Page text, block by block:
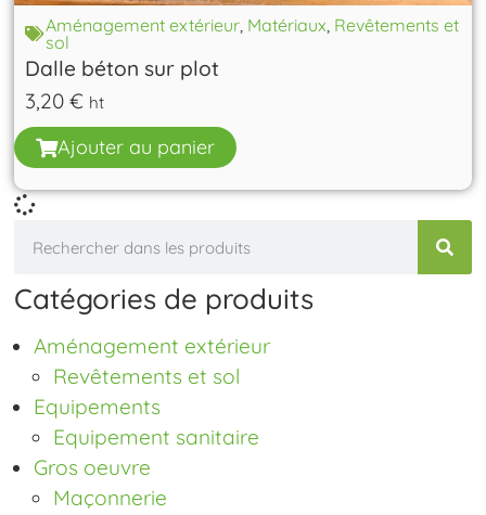
Aménagement extérieur, Matériaux, Revêtements et
sol
Dalle béton sur plot
3,20€ ht
Ajouter au panier
Catégories de produits
Aménagement extérieur
Revêtements et sol
Equipements
Equipement sanitaire
Gros oeuvre
Maçonnerie